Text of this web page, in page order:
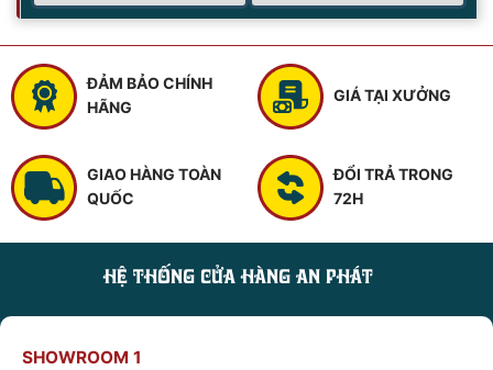
ĐẢM BẢO CHÍNH
HÃNG
GIÁ TẠI XƯỞNG
GIAO HÀNG TOÀN
QUỐC
ĐỔI TRẢ TRONG
72H
HỆ THỐNG CỬA HÀNG AN PHÁT
SHOWROOM 1